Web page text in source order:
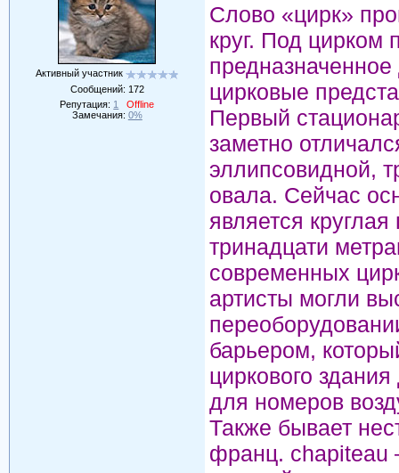
Активный участник
Сообщений: 172
Репутация: 1
Offline
Замечания: 0%
Слово «цирк»
круг. Под цирком
цирковые
Первый
заметно
эллипсовидной,
овала. Сейчас
является
тринадцати
современных
артисты могли
барьером,
циркового
для номеров
Также бывает
франц. chapiteau